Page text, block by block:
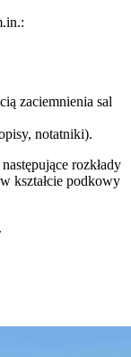
zaciemnienia sal
notatniki).
rozkłady
kształcie podkowy
.